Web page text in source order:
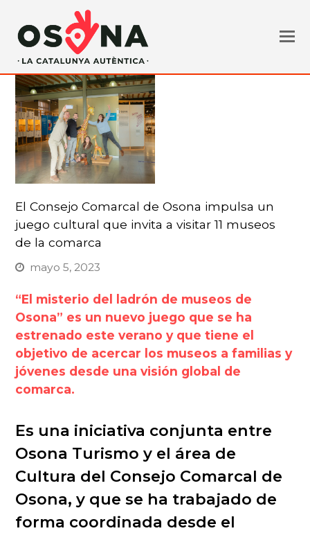
El Consejo Comarcal de Osona impulsa un
juego cultural que invita a visitar 11 museos
de la comarca
mayo 5, 2023
“El misterio del ladrón de museos de
Osona” es un nuevo juego que se ha
estrenado este verano y que tiene el
objetivo de acercar los museos a familias y
jóvenes desde una visión global de
comarca.
Es una iniciativa conjunta entre
Osona Turismo y el área de
Cultura del Consejo Comarcal de
Osona, y que se ha trabajado de
forma coordinada desde el